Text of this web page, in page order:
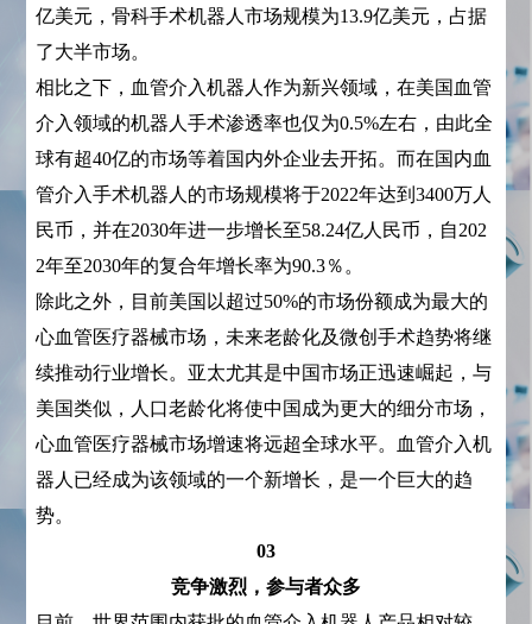
亿美元，骨科手术机器人市场规模为13.9亿美元，占据
了大半市场。
相比之下，血管介入机器人作为新兴领域，在美国血管
介入领域的机器人手术渗透率也仅为0.5%左右，由此全
球有超40亿的市场等着国内外企业去开拓。而在国内血
管介入手术机器人的市场规模将于2022年达到3400万人
民币，并在2030年进一步增长至58.24亿人民币，自202
2年至2030年的复合年增长率为90.3％。
除此之外，目前美国以超过50%的市场份额成为最大的
心血管医疗器械市场，未来老龄化及微创手术趋势将继
续推动行业增长。亚太尤其是中国市场正迅速崛起，与
美国类似，人口老龄化将使中国成为更大的细分市场，
心血管医疗器械市场增速将远超全球水平。血管介入机
器人已经成为该领域的一个新增长，是一个巨大的趋
势。
03
竞争激烈，参与者众多